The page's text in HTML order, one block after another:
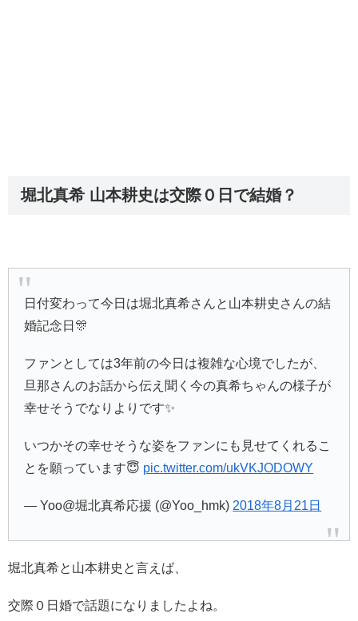
堀北真希 山本耕史は交際０日で結婚？
日付変わって今日は堀北真希さんと山本耕史さんの結
婚記念日🎊
ファンとしては3年前の今日は複雑な心境でしたが、
旦那さんのお話から伝え聞く今の真希ちゃんの様子が
幸せそうでなりよりです✨
いつかその幸せそうな姿をファンにも見せてくれるこ
とを願っています😇 pic.twitter.com/ukVKJODOWY
— Yoo@堀北真希応援 (@Yoo_hmk) 2018年8月21日
堀北真希と山本耕史と言えば、
交際０日婚で話題になりましたよね。